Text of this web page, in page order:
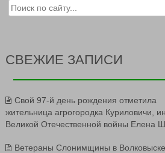
Search for:
СВЕЖИЕ ЗАПИСИ
Свой 97-й день рождения отметила
жительница агрогородка Куриловичи,
Великой Отечественной войны Елена
Ветераны Слонимщины в Волковыске